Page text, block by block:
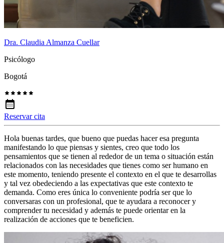
Dra. Claudia Almanza Cuellar
Psicólogo
Bogotá
Reservar cita
Hola buenas tardes, que bueno que puedas hacer esa pregunta
manifestando lo que piensas y sientes, creo que todo los
pensamientos que se tienen al rededor de un tema o situación están
relacionados con las necesidades que tienes como ser humano en
este momento, teniendo presente el contexto en el que te desarrollas
y tal vez obedeciendo a las expectativas que este contexto te
demanda. Como eres única lo conveniente podría ser que lo
conversaras con un profesional, que te ayudara a reconocer y
comprender tu necesidad y además te puede orientar en la
realización de acciones que te beneficien.